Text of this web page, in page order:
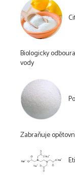
Biologicky
vody
Zabraňuje